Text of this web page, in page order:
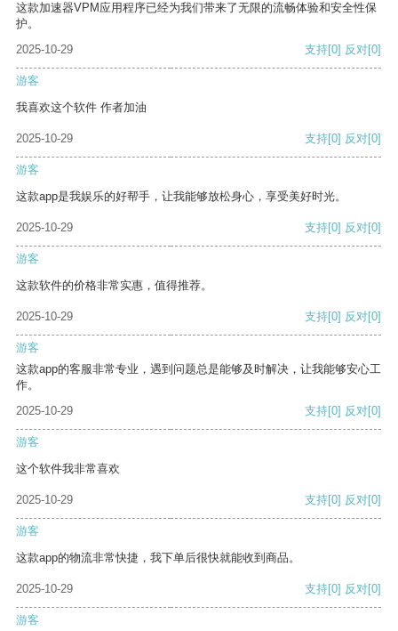
这款加速器VPM应用程序已经为我们带来了无限的流畅体验和安全性保
护。
2025-10-29
支持[0] 反对[0]
游客
我喜欢这个软件 作者加油
2025-10-29 支持[0] 反对[0]
游客
这款app是我娱乐的好帮手，让我能够放松身心，享受美好时光。
2025-10-29 支持[0] 反对[0]
游客
这款软件的价格非常实惠，值得推荐。
2025-10-29 支持[0] 反对[0]
游客
这款app的客服非常专业，遇到问题总是能够及时解决，让我能够安心工
作。
2025-10-29
支持[0] 反对[0]
游客
这个软件我非常喜欢
2025-10-29 支持[0] 反对[0]
游客
这款app的物流非常快捷，我下单后很快就能收到商品。
2025-10-29 支持[0] 反对[0]
游客